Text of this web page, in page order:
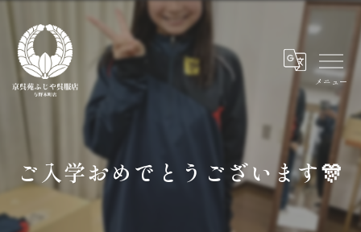
メニュー
ご入学おめでとうございます🎊